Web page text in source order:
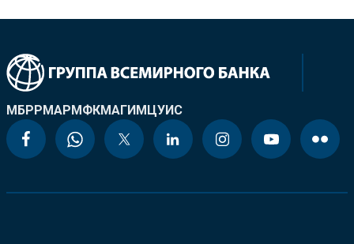
МБРРМАРМФКМАГИМЦУИС